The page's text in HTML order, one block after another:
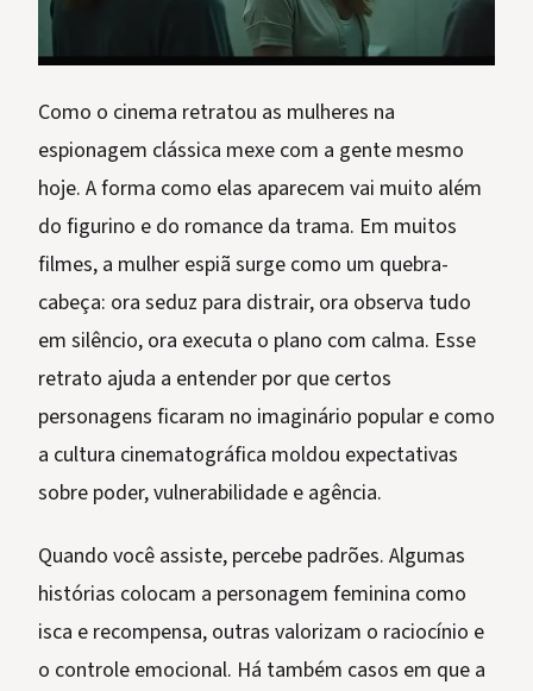
Como o cinema retratou as mulheres na
espionagem clássica mexe com a gente mesmo
hoje. A forma como elas aparecem vai muito além
do figurino e do romance da trama. Em muitos
filmes, a mulher espiã surge como um quebra-
cabeça: ora seduz para distrair, ora observa tudo
em silêncio, ora executa o plano com calma. Esse
retrato ajuda a entender por que certos
personagens ficaram no imaginário popular e como
a cultura cinematográfica moldou expectativas
sobre poder, vulnerabilidade e agência.
Quando você assiste, percebe padrões. Algumas
histórias colocam a personagem feminina como
isca e recompensa, outras valorizam o raciocínio e
o controle emocional. Há também casos em que a